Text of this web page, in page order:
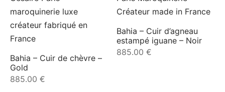
Bahia – Cuir de chèvre –
Gold
885.00 €
Bahia – Cuir d’agneau
estampé iguane – Noir
885.00 €